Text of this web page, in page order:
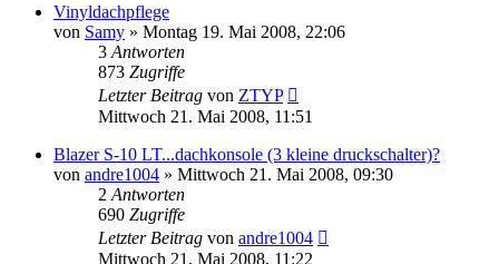
Vinyldachpflege
von Samy » Montag 19. Mai 2008, 22:06
3 Antworten
873 Zugriffe
Letzter Beitrag von ZTYP
Mittwoch 21. Mai 2008, 11:51
Blazer S-10 LT...dachkonsole (3 kleine druckschalter)?
von andre1004 » Mittwoch 21. Mai 2008, 09:30
2 Antworten
690 Zugriffe
Letzter Beitrag von andre1004
Mittwoch 21. Mai 2008, 11:22